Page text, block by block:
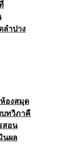
ลำปาง
องสมุด
บทวิภาคี
สอน
นผล